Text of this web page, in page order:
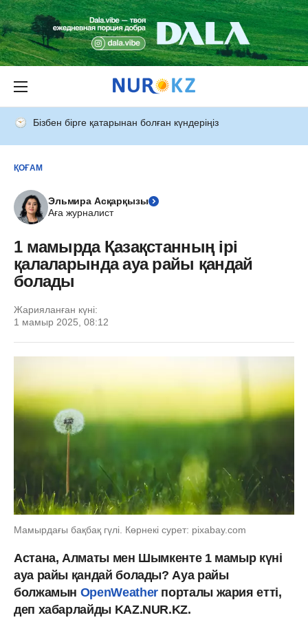
Бізбен бірге қатарынан болған күндеріңіз
ҚОҒАМ
Эльмира Асқарқызы
Аға журналист
1 мамырда Қазақстанның ірі
қалаларында ауа райы қандай
болады
Жарияланған күні:
1 мамыр 2025, 08:12
Мамырдағы бақбақ гүлі. Көрнекі сурет: pixabay.com
Астана, Алматы мен Шымкенте 1 мамыр күні
ауа райы қандай болады? Ауа райы
болжамын OpenWeatherпорталы жария етті,
деп хабарлайды KAZ.NUR.KZ.